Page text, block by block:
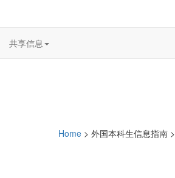
共享信息
Home > 外国本科生信息指南 >